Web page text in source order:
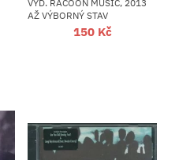
VYD. RACOON MUSIC, 2013
AŽ VÝBORNÝ STAV
150 Kč